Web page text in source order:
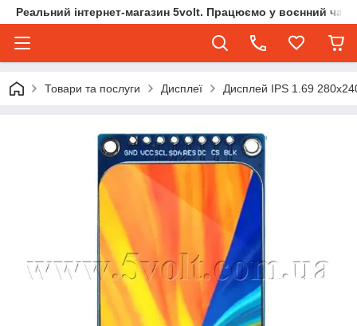
Реальний інтернет-магазин 5volt. Працюємо у воєнний
Товари та послуги Дисплеї Дисплей IPS 1.69